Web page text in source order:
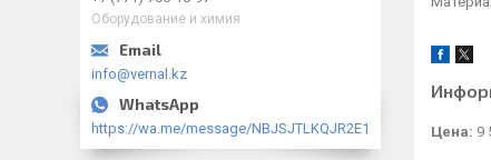
Цена: 9
Оборудование и химия
info@vernal.kz
https://wa.me/message/NBJSJTLKQJR2E1